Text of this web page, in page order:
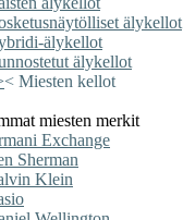
älykellot
älykellot
älykellot
< Miesten kellot
miesten merkit
Exchange
Sherman
Klein